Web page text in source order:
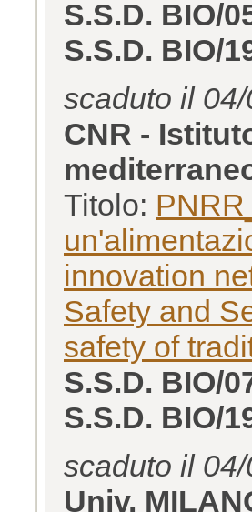
S.S.D. BIO/
S.S.D. BIO/
scaduto il
CNR -
Titolo:
innovation
Safety and
safety of
S.S.D. BIO/
S.S.D. BIO/
scaduto il
Univ.